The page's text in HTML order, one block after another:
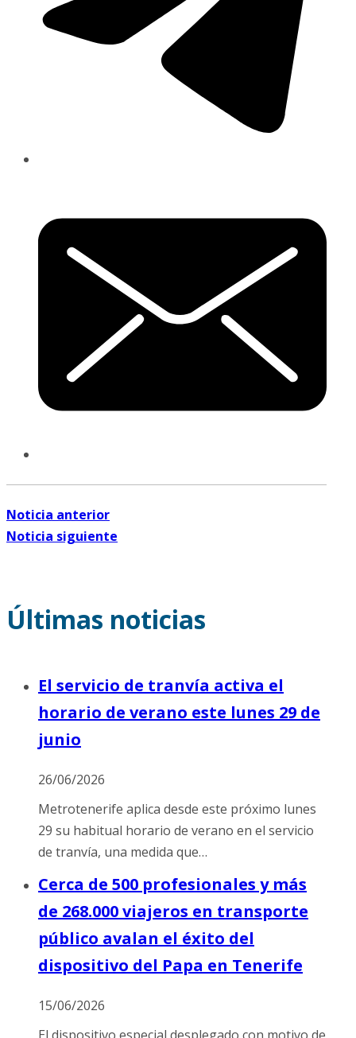
Noticia anterior
Noticia siguiente
Últimas noticias
El servicio de tranvía activa el
horario de verano este lunes 29 de
junio
26/06/2026
Metrotenerife aplica desde este próximo lunes
29 su habitual horario de verano en el servicio
de tranvía, una medida que…
Cerca de 500 profesionales y más
de 268.000 viajeros en transporte
público avalan el éxito del
dispositivo del Papa en Tenerife
15/06/2026